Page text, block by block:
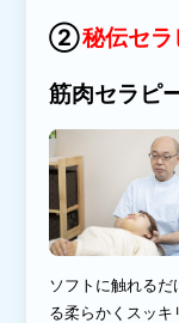
②秘伝セ
筋肉セラピ
ソフトに触れる
る柔らかくスッキ